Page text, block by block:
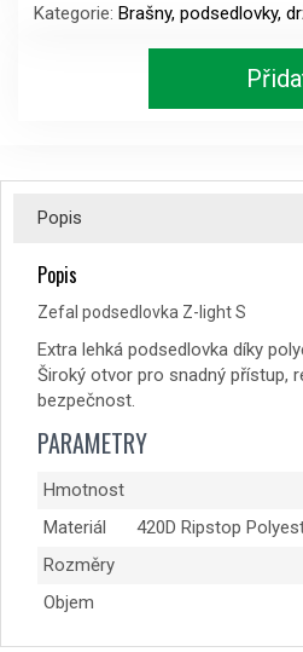
S
Kategorie: Brašny, podsedlovky,
Popis
Popis
Zefal podsedlovka Z-light S
Extra lehká podsedlovka díky
Široký otvor pro snadný přístup,
bezpečnost.
PARAMETRY
Hmotnost
Materiál
420D Ripstop
Rozměry
Objem